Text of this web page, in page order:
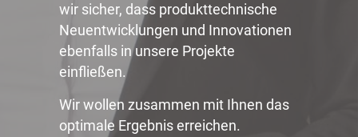
wir sicher, dass produkttechnische
Neuentwicklungen und Innovationen
ebenfalls in unsere Projekte
einfließen.
Wir wollen zusammen mit Ihnen das
optimale Ergebnis erreichen.